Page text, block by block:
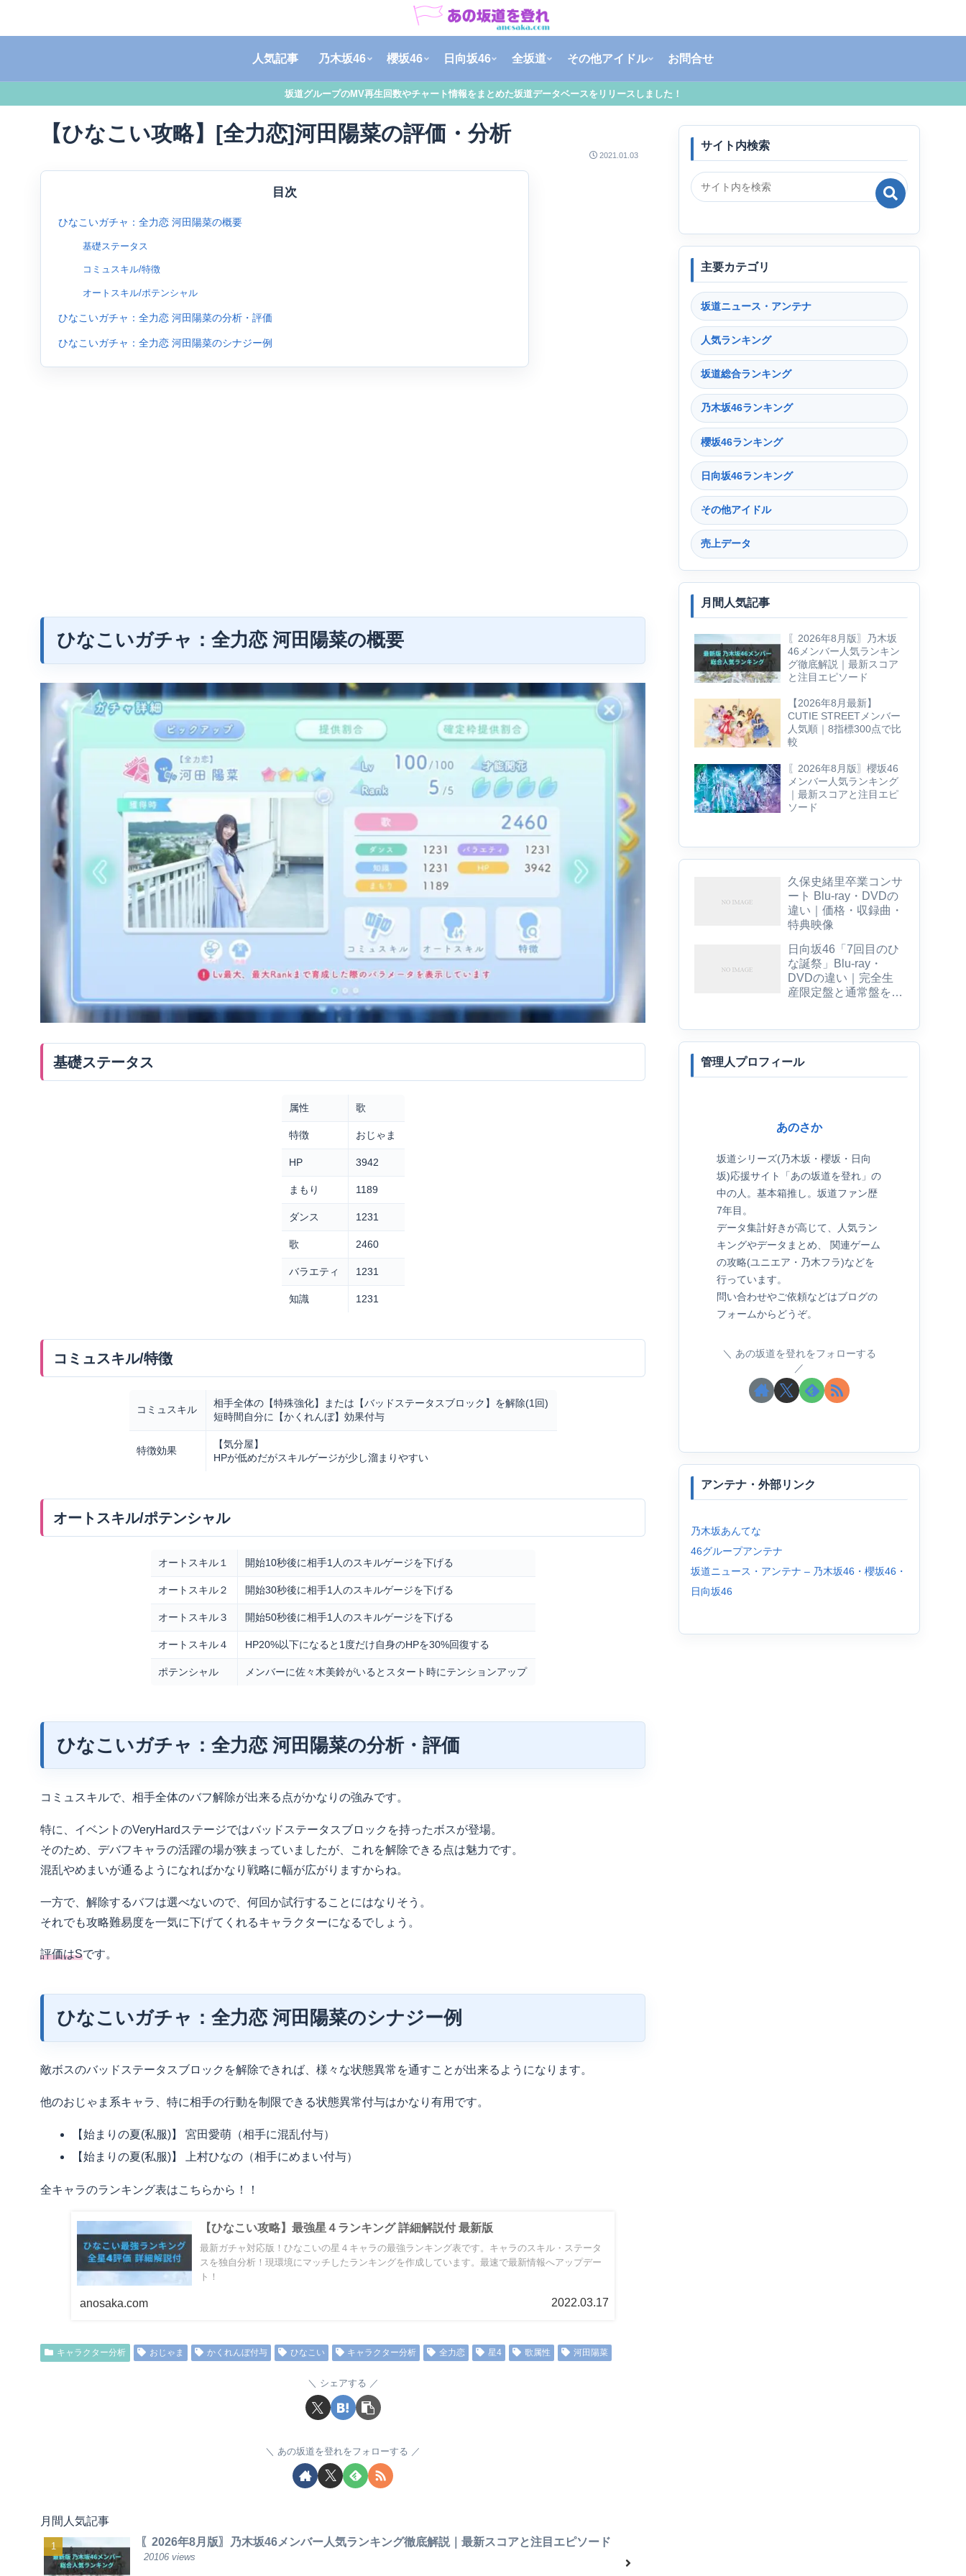
人気記事 乃木坂46 櫻坂46 日向坂46 全坂道 その他アイドル お問合せ
坂道グループのMV再生回数やチャート情報をまとめた坂道データベースをリリースしました！
【ひなこい攻略】[全力恋]河田陽菜の評価・分析
2021.01.03
目次
ひなこいガチャ：全力恋 河田陽菜の概要
基礎ステータス
コミュスキル/特徴
オートスキル/ポテンシャル
ひなこいガチャ：全力恋 河田陽菜の分析・評価
ひなこいガチャ：全力恋 河田陽菜のシナジー例
ひなこいガチャ：全力恋 河田陽菜の概要
基礎ステータス
属性 歌
特徴 おじゃま
HP 3942
まもり 1189
ダンス 1231
歌 2460
バラエティ 1231
知識 1231
コミュスキル/特徴
コミュスキル
相手全体の【特殊強化】または【バッドステータスブロック】を解除(1回)
短時間自分に【かくれんぼ】効果付与
特徴効果
【気分屋】
HPが低めだがスキルゲージが少し溜まりやすい
オートスキル/ポテンシャル
オートスキル１ 開始10秒後に相手1人のスキルゲージを下げる
オートスキル２ 開始30秒後に相手1人のスキルゲージを下げる
オートスキル３ 開始50秒後に相手1人のスキルゲージを下げる
オートスキル４ HP20%以下になると1度だけ自身のHPを30%回復する
ポテンシャル メンバーに佐々木美鈴がいるとスタート時にテンションアップ
ひなこいガチャ：全力恋 河田陽菜の分析・評価
コミュスキルで、相手全体のバフ解除が出来る点がかなりの強みです。
特に、イベントのVeryHardステージではバッドステータスブロックを持ったボスが登場。
そのため、デバフキャラの活躍の場が狭まっていましたが、これを解除できる点は魅力です。
混乱やめまいが通るようになればかなり戦略に幅が広がりますからね。
一方で、解除するバフは選べないので、何回か試行することにはなりそう。
それでも攻略難易度を一気に下げてくれるキャラクターになるでしょう。
評価はSです。
ひなこいガチャ：全力恋 河田陽菜のシナジー例
敵ボスのバッドステータスブロックを解除できれば、様々な状態異常を通すことが出来るようになります。
他のおじゃま系キャラ、特に相手の行動を制限できる状態異常付与はかなり有用です。
【始まりの夏(私服)】 宮田愛萌（相手に混乱付与）
【始まりの夏(私服)】 上村ひなの（相手にめまい付与）
全キャラのランキング表はこちらから！！
【ひなこい攻略】最強星４ランキング 詳細解説付 最新版
最新ガチャ対応版！ひなこいの星４キャラの最強ランキング表です。キャラのスキル・ステータ
スを独自分析！現環境にマッチしたランキングを作成しています。最速で最新情報へアップデー
ト！
anosaka.com 2022.03.17
キャラクター分析 おじゃま かくれんぼ付与 ひなこい キャラクター分析 全力恋 星4 歌属性 河田陽菜
シェアする
あの坂道を登れをフォローする
月間人気記事
〖2026年8月版〗乃木坂46メンバー人気ランキング徹底解説｜最新スコアと注目エピソード
20106 views
サイト内検索
主要カテゴリ
坂道ニュース・アンテナ
人気ランキング
坂道総合ランキング
乃木坂46ランキング
櫻坂46ランキング
日向坂46ランキング
その他アイドル
売上データ
月間人気記事
〖2026年8月版〗乃木坂
46メンバー人気ランキン
グ徹底解説｜最新スコア
と注目エピソード
【2026年8月最新】
CUTIE STREETメンバー
人気順｜8指標300点で比
較
〖2026年8月版〗櫻坂46
メンバー人気ランキング
｜最新スコアと注目エピ
ソード
久保史緒里卒業コンサ
ート Blu-ray・DVDの
違い｜価格・収録曲・
特典映像
日向坂46「7回目のひ
な誕祭」Blu-ray・
DVDの違い｜完全生
産限定盤と通常盤を比
管理人プロフィール
あのさか
坂道シリーズ(乃木坂・櫻坂・日向
坂)応援サイト「あの坂道を登れ」の
中の人。基本箱推し。坂道ファン歴
7年目。
データ集計好きが高じて、人気ラン
キングやデータまとめ、 関連ゲーム
の攻略(ユニエア・乃木フラ)などを
行っています。
問い合わせやご依頼などはブログの
フォームからどうぞ。
あの坂道を登れをフォローする
アンテナ・外部リンク
乃木坂あんてな
46グループアンテナ
坂道ニュース・アンテナ – 乃木坂46・櫻坂46・
日向坂46